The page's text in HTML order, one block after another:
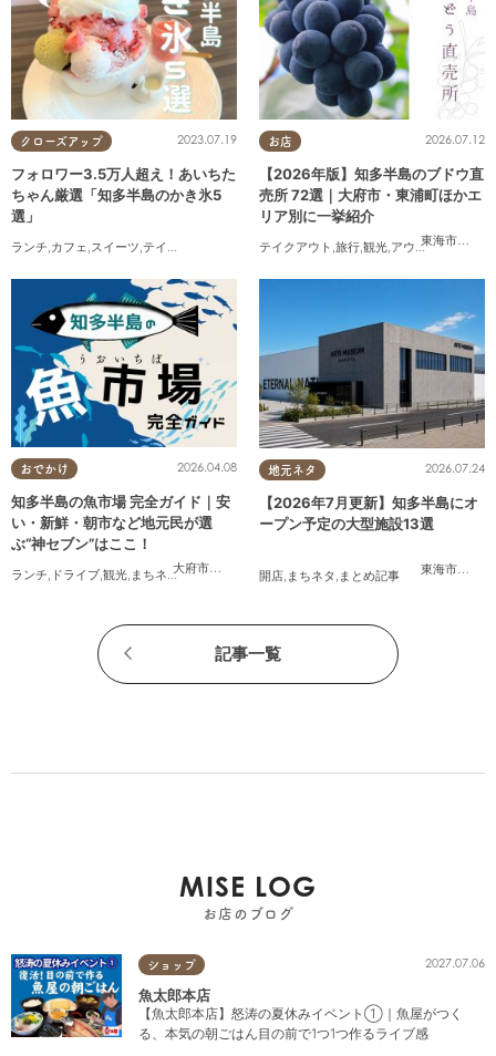
クローズアップ 2023.07.19
フォロワー3.5万人超え！あいちた
ちゃん厳選「知多半島のかき氷5
選」
ランチ,カフェ,スイーツ,テイクアウト
お店
東海市
,大府
2026.07.12
【2026年版】知多半島のブドウ直
売所 72選｜大府市・東浦町ほかエ
リア別に一挙紹介
テイクアウト ,旅行,観光,アウトドア , まちネ
おでかけ
大府市
,半田市 常滑市 ,美浜町, 南知多町
2026.04.08
知多半島の魚市場 完全ガイド｜安
い・新鮮・朝市など地元民が選
ぶ“神セブン”はここ！
ランチ, ドライブ,観光, まちネタ ,連載 家族 カップル ,友人
地元ネタ
東海市
,大府
2026.07.24
【2026年7月更新】知多半島にオ
ープン予定の大型施設13選
開店 まちネタ まとめ記事
記事一覧
MISE LOG
お店のブログ
ショップ 2027.07.06
魚太郎本店
【魚太郎本店】怒涛の夏休みイベント①｜魚屋がつく
る、本気の朝ごはん目の前で1つ1つ作るライブ感